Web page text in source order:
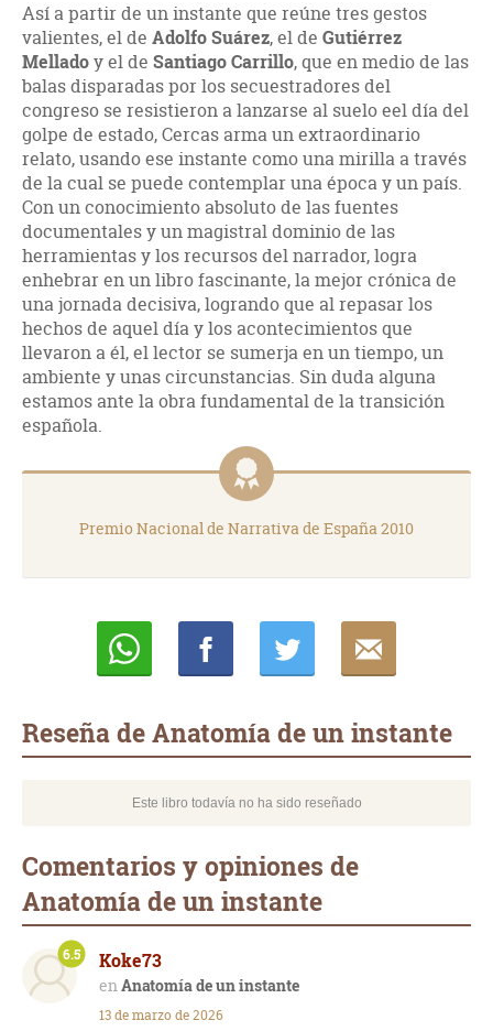
Así a partir de un instante que reúne tres gestos
valientes, el de Adolfo Suárez, el de Gutiérrez
Melladoy el de Santiago Carrillo, que en medio de las
balas disparadas por los secuestradores del
congreso se resistieron a lanzarse al suelo eel día del
golpe de estado, Cercas arma un extraordinario
relato, usando ese instante como una mirilla a través
de la cual se puede contemplar una época y un país.
Con un conocimiento absoluto de las fuentes
documentales y un magistral dominio de las
herramientas y los recursos del narrador, logra
enhebrar en un libro fascinante, la mejor crónica de
una jornada decisiva, logrando que al repasar los
hechos de aquel día y los acontecimientos que
llevaron a él, el lector se sumerja en un tiempo, un
ambiente y unas circunstancias. Sin duda alguna
estamos ante la obra fundamental de la transición
española.
Premio Nacional de Narrativa de España 2010
Reseña de Anatomía de un instante
Este libro todavía no ha sido reseñado
Comentarios y opiniones de
Anatomía de un instante
Koke73
Anatomía de un instante
6.5
13 de marzo de 2026